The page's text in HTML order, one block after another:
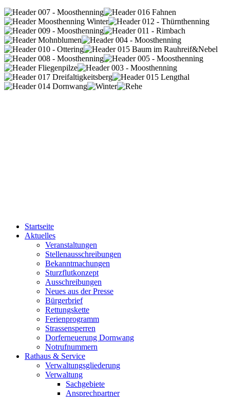
Startseite
Aktuelles
Veranstaltungen
Stellenausschreibungen
Bekanntmachungen
Sturzflutkonzept
Ausschreibungen
Neues aus der Presse
Bürgerbrief
Rettungskette
Ferienprogramm
Strassensperren
Dorferneuerung Dornwang
Notrufnummern
Rathaus & Service
Verwaltungsgliederung
Verwaltung
Sachgebiete
Ansprechpartner